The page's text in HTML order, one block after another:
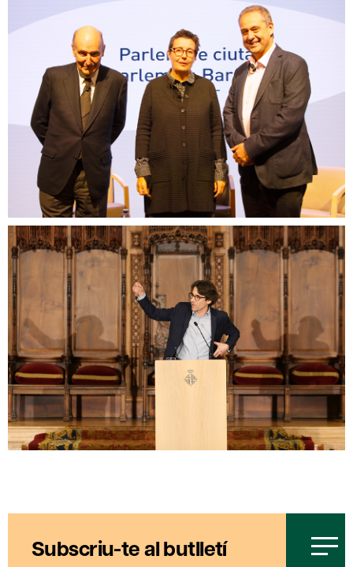
Subscriu-te al butlletí